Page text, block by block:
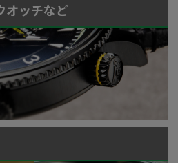
オッチなど